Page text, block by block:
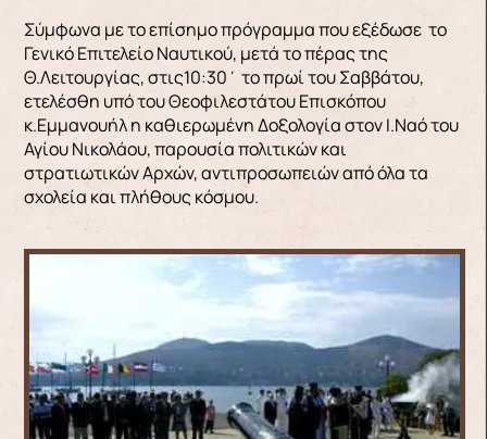
Σύμφωνα με το επίσημο πρόγραμμα που εξέδωσε το
Γενικό Επιτελείο Ναυτικού, μετά το πέρας της
Θ.Λειτουργίας, στις10:30΄ το πρωί του Σαββάτου,
ετελέσθη υπό του Θεοφιλεστάτου Επισκόπου
κ.Εμμανουήλ η καθιερωμένη Δοξολογία στον Ι.Ναό του
Αγίου Νικολάου, παρουσία πολιτικών και
στρατιωτικών Αρχών, αντιπροσωπειών από όλα τα
σχολεία και πλήθους κόσμου.